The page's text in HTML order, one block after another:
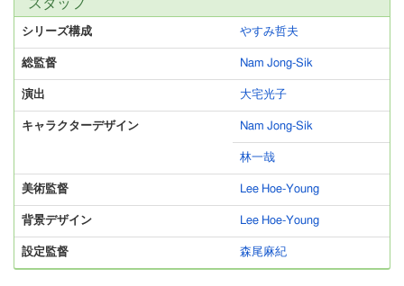
スタッフ
シリーズ構成 やすみ哲夫
総監督 Nam Jong-Sik
演出 大宅光子
キャラクターデザイン Nam Jong-Sik
林一哉
美術監督 Lee Hoe-Young
背景デザイン Lee Hoe-Young
設定監督 森尾麻紀